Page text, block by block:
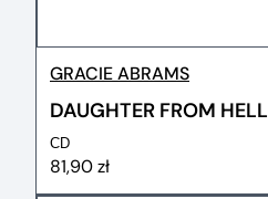
GRACIE ABRAMS
DAUGHTER FROM HELL
CD
81,90 zł